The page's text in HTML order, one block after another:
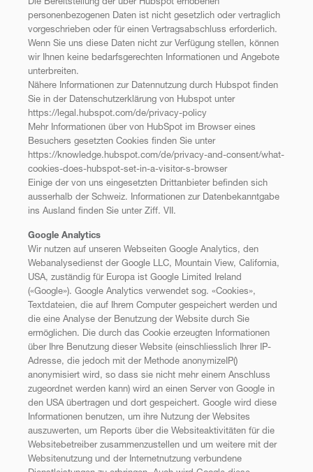
Die Bereitstellung der über Hubspot erhobenen
personenbezogenen Daten ist nicht gesetzlich oder vertraglich
vorgeschrieben oder für einen Vertragsabschluss erforderlich.
Wenn Sie uns diese Daten nicht zur Verfügung stellen, können
wir Ihnen keine bedarfsgerechten Informationen und Angebote
unterbreiten.
Nähere Informationen zur Datennutzung durch Hubspot finden
Sie in der Datenschutzerklärung von Hubspot unter
https://legal.hubspot.com/de/privacy-policy
Mehr Informationen über von HubSpot im Browser eines
Besuchers gesetzten Cookies finden Sie unter
https://knowledge.hubspot.com/de/privacy-and-consent/what-
cookies-does-hubspot-set-in-a-visitor-s-browser
Einige der von uns eingesetzten Drittanbieter befinden sich
ausserhalb der Schweiz. Informationen zur Datenbekanntgabe
ins Ausland finden Sie unter Ziff. VII.
Google Analytics
Wir nutzen auf unseren Webseiten Google Analytics, den
Webanalysedienst der Google LLC, Mountain View, California,
USA, zuständig für Europa ist Google Limited Ireland
(«Google»). Google Analytics verwendet sog. «Cookies»,
Textdateien, die auf Ihrem Computer gespeichert werden und
die eine Analyse der Benutzung der Website durch Sie
ermöglichen. Die durch das Cookie erzeugten Informationen
über Ihre Benutzung dieser Website (einschliesslich Ihrer IP-
Adresse, die jedoch mit der Methode anonymizeIP()
anonymisiert wird, so dass sie nicht mehr einem Anschluss
zugeordnet werden kann) wird an einen Server von Google in
den USA übertragen und dort gespeichert. Google wird diese
Informationen benutzen, um ihre Nutzung der Websites
auszuwerten, um Reports über die Websiteaktivitäten für die
Websitebetreiber zusammenzustellen und um weitere mit der
Websitenutzung und der Internetnutzung verbundene